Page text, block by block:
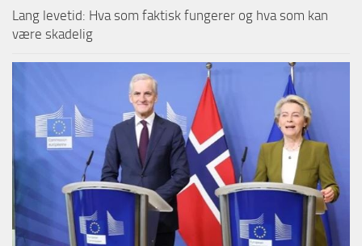
Lang levetid: Hva som faktisk fungerer og hva som kan
være skadelig